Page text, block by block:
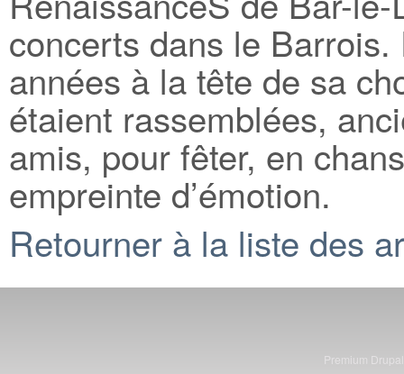
concerts dans le
années à la tête de sa
étaient rassemblées,
amis, pour fêter, en
empreinte d’émotion.
Retourner à la liste des
Premium